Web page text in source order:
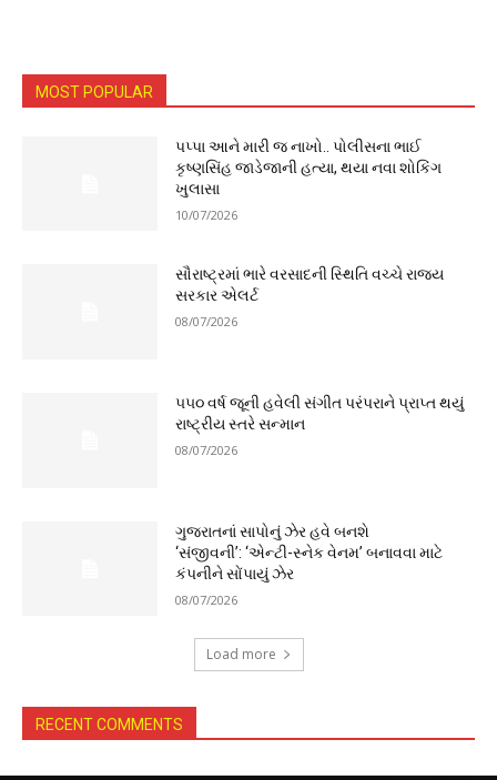
MOST POPULAR
પપ્પા આને મારી જ નાખો.. પોલીસના ભાઈ
કૃષ્ણસિંહ જાડેજાની હત્યા, થયા નવા શોકિંગ
ખુલાસા
10/07/2026
સૌરાષ્ટ્રમાં ભારે વરસાદની સ્થિતિ વચ્ચે રાજ્ય
સરકાર એલર્ટ
08/07/2026
૫૫૦ વર્ષ જૂની હવેલી સંગીત પરંપરાને પ્રાપ્ત થયું
રાષ્ટ્રીય સ્તરે સન્માન
08/07/2026
ગુજરાતનાં સાપોનું ઝેર હવે બનશે
‘સંજીવની’: ‘એન્ટી-સ્નેક વેનમ’ બનાવવા માટે
કંપનીને સોંપાયું ઝેર
08/07/2026
Load more
RECENT COMMENTS